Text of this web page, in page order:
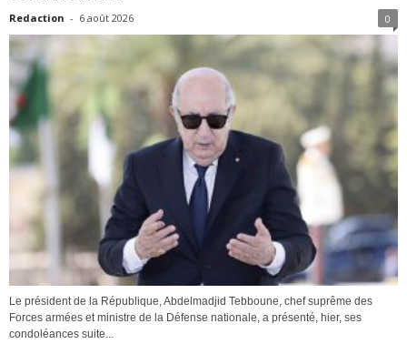
Redaction - 6 août 2026 0
Le président de la République, Abdelmadjid Tebboune, chef suprême des
Forces armées et ministre de la Défense nationale, a présenté, hier, ses
condoléances suite...